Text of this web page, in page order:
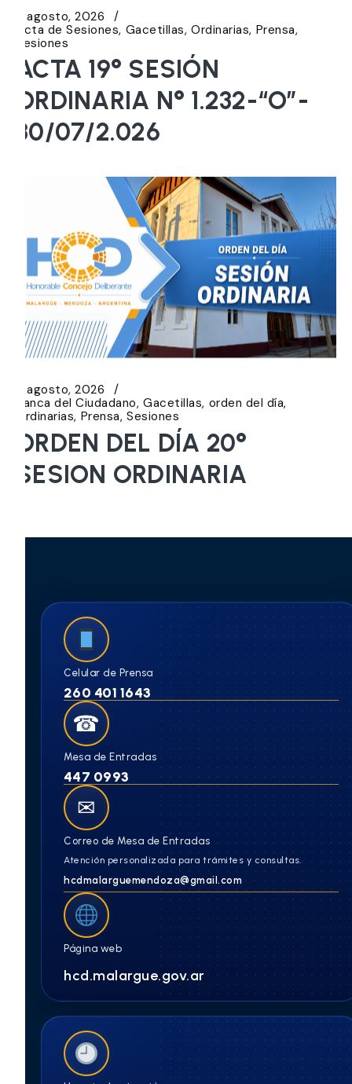
5 agosto, 2026
Acta de Sesiones Gacetillas Ordinarias Prensa
Sesiones
ACTA 19° SESIÓN
ORDINARIA N° 1.232-“O”-
30/07/2.026
5 agosto, 2026
Banca del Ciudadano Gacetillas orden del día
Ordinarias Prensa Sesiones
ORDEN DEL DÍA 20°
SESION ORDINARIA
Celular de Prensa
260 401 1643
☎
Mesa de Entradas
447 0993
✉
Correo de Mesa de Entradas
Atención personalizada para trámites y consultas.
hcdmalarguemendoza@gmail.com
Página web
hcd.malargue.gov.ar